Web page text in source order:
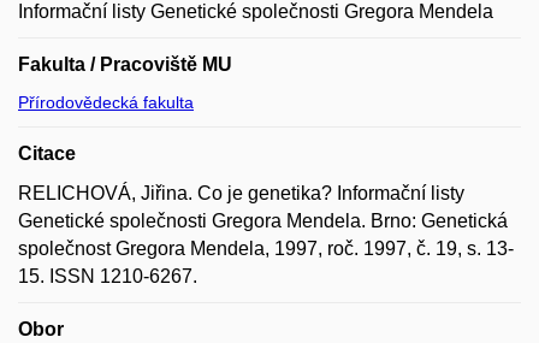
Informační listy Genetické společnosti Gregora Mendela
Fakulta / Pracoviště MU
Přírodovědecká fakulta
Citace
RELICHOVÁ, Jiřina. Co je genetika? Informační listy
Genetické společnosti Gregora Mendela. Brno: Genetická
společnost Gregora Mendela, 1997, roč. 1997, č. 19, s. 13-
15. ISSN 1210-6267.
Obor